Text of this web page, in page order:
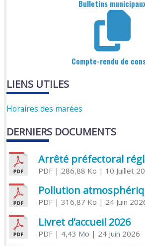
Bulletins
Compte-rendu de
LIENS UTILES
Horaires des marées
DERNIERS DOCUMENTS
PDF| 286,88 Ko | 10 Juillet
Pollution
PDF| 316,87 Ko | 24 Juin
Livret d’accueil 2026
PDF| 4,43 Mo | 24 Juin 2026